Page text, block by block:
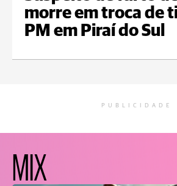
morre em troca de
PM em Piraí do Sul
PUBLICIDADE
MIX